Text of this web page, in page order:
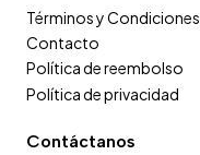
Términos y Condiciones
Contacto
Política de reembolso
Política de privacidad
Contáctanos